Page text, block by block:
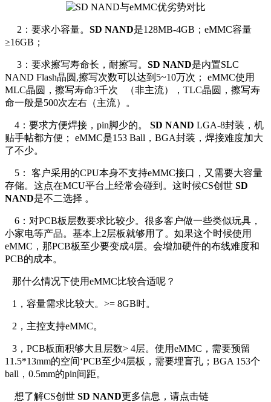
2：要求小容量。 SD NAND是128MB-4GB；eMMC容量
≥16GB；
3：要求擦写寿命长，耐擦写。 SD NAND是内置SLC
NAND Flash晶圆,擦写次数可以达到5~10万次； eMMC使用
MLC晶圆，擦写寿命3千次 （非主流），TLC晶圆，擦写寿
命一般是500次左右（主流）。
4：要求方便焊接，pin脚少的。 SD NAND LGA-8封装，机
贴手帖都方便； eMMC是153 Ball，BGA封装，焊接难度加大
了不少。
5： 客户采用的CPU本身不支持eMMC接口，又需要大容量
存储。这点在MCU平台上经常会碰到。这时候CS创世 SD
NAND是不二选择 。
6：对PCB板层数要求比较少。很多客户做一些类似玩具，
小家电等产品。基本上2层板就够用了。如果这个时候使用
eMMC，那PCB板至少要变成4层。会增加硬件的布线难度和
PCB的成本。
那什么情况下使用eMMC比较合适呢？
1，容量需求比较大。>= 8GB时。
2，主控支持eMMC。
3，PCB板面积够大且层数> 4层。使用eMMC，需要预留
11.5*13mm的空间‘PCB至少4层板，需要埋盲孔；BGA 153个
ball，0.5mm的pin间距。
想了解CS创世 SD NAND更多信息，请点击链